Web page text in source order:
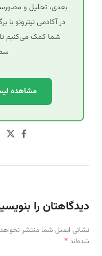
بعدی، تحلیل و
در آکادمی نیترونو
شما کمک می‌کنیم تا
مشاهده
دیدگاهتان را
نشانی ایمیل شما منتشر
شده‌اند*